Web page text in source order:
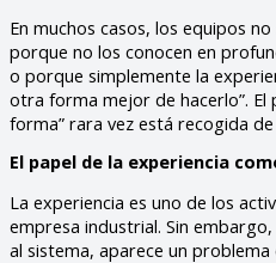
En muchos casos, los equipos
porque no los conocen en
o porque simplemente la
otra forma mejor de hacerlo”. El
forma” rara vez está recogida
El papel de la experiencia
La experiencia es uno de los
empresa industrial. Sin
al sistema, aparece un